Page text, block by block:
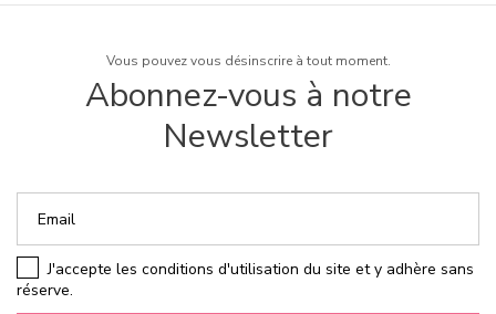
Vous pouvez vous désinscrire à tout moment.
Abonnez-vous à notre
Newsletter
J'accepte les conditions d'utilisation du site et y adhère sans
réserve.